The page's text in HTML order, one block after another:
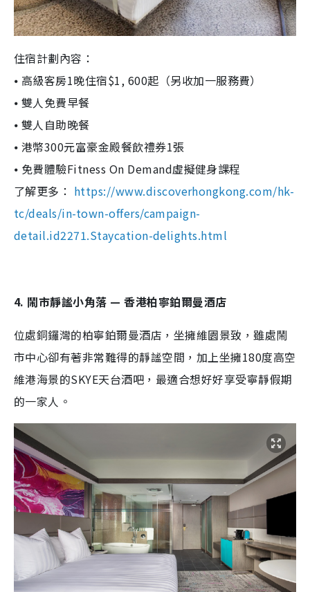
住宿計劃內容：
⦁ 高級客房1晚住宿$1, 600起（另收加一服務費）
⦁ 雙人免費早餐
⦁ 雙人自助晚餐
⦁ 港幣300元富豪金殿餐飲禮券1張
⦁ 免費體驗Fitness On Demand虛擬健身課程
了解更多： https://www.discoverhongkong.com/hk-
tc/deals/in-town-offers/campaign-
detail.id2271.Staycation-delights.html
4. 鬧市靜謐小角落 — 香港柏寧鉑爾曼酒店
位處銅鑼灣的柏寧鉑爾曼酒店，坐擁維園景致，雖處鬧
市中心卻有著非常難得的靜謐空間，加上坐擁180度高空
維港海景的SKYE天台酒吧，最適合想好好享受寧靜假期
的一家人。